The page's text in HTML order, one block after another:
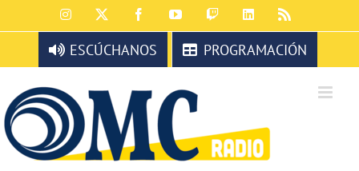
al
contenido
Instagram FacebookYouTubeTwitchLinkedIn
ESCÚCHANOS PROGRAMACIÓN